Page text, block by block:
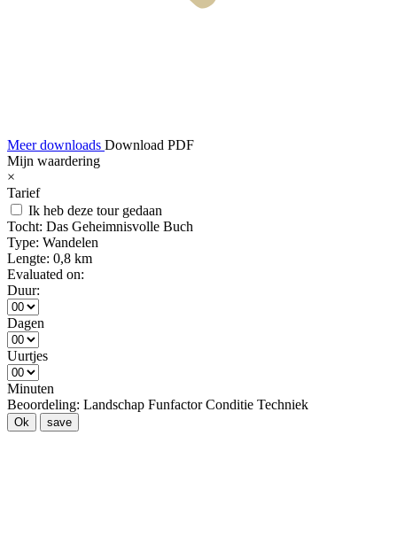
Meer downloads Download PDF
Mijn waardering
×
Tarief
Ik heb deze tour gedaan
Tocht: Das Geheimnisvolle Buch
Type: Wandelen
Lengte: 0,8 km
Evaluated on:
Duur:
Dagen
Uurtjes
Minuten
Beoordeling: Landschap Funfactor Conditie Techniek
Ok save